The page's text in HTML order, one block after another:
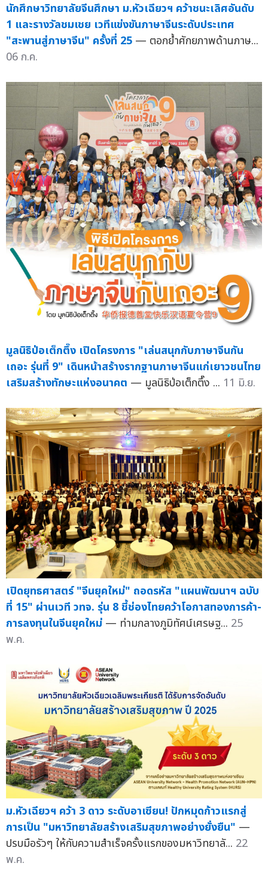
นักศึกษาวิทยาลัยจีนศึกษา ม.หัวเฉียวฯ คว้าชนะเลิศอันดับ
1 และรางวัลชมเชย เวทีแข่งขันภาษาจีนระดับประเทศ
"สะพานสู่ภาษาจีน" ครั้งที่ 25 — ตอกย้ำศักยภาพด้านภาษ...
06 ก.ค.
มูลนิธิป่อเต็กตึ๊ง เปิดโครงการ "เล่นสนุกกับภาษาจีนกัน
เถอะ รุ่นที่ 9" เดินหน้าสร้างรากฐานภาษาจีนแก่เยาวชนไทย
เสริมสร้างทักษะแห่งอนาคต — มูลนิธิป่อเต็กตึ๊ง ... 11 มิ.ย.
เปิดยุทธศาสตร์ "จีนยุคใหม่" ถอดรหัส "แผนพัฒนาฯ ฉบับ
ที่ 15" ผ่านเวที วทจ. รุ่น 8 ชี้ช่องไทยคว้าโอกาสทองการค้า-
การลงทุนในจีนยุคใหม่ — ท่ามกลางภูมิทัศน์เศรษฐ... 25
พ.ค.
ม.หัวเฉียวฯ คว้า 3 ดาว ระดับอาเซียน! ปักหมุดก้าวแรกสู่
การเป็น "มหาวิทยาลัยสร้างเสริมสุขภาพอย่างยั่งยืน" —
ปรบมือรัวๆ ให้กับความสำเร็จครั้งแรกของมหาวิทยาลั... 22
พ.ค.